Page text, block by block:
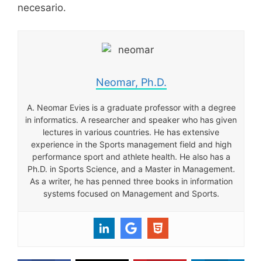
necesario.
Neomar, Ph.D.
A. Neomar Evies is a graduate professor with a degree
in informatics. A researcher and speaker who has given
lectures in various countries. He has extensive
experience in the Sports management field and high
performance sport and athlete health. He also has a
Ph.D. in Sports Science, and a Master in Management.
As a writer, he has penned three books in information
systems focused on Management and Sports.